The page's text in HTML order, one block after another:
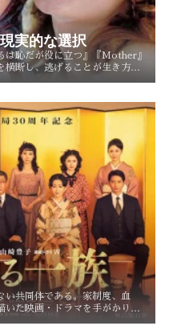
実的な選択
は恥だが役に立つ』『Mother』
横断し、逃げることが生き方や
い共同体である。家制度、血
いた映画・ドラマを手がかり